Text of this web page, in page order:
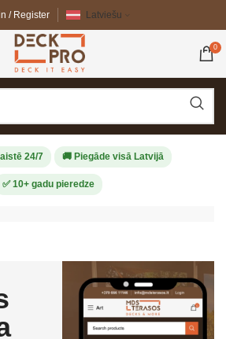
/ Register Latviešu
0
24/7 🚚 Piegāde visā Latvijā
✅ 10+ gadu pieredze